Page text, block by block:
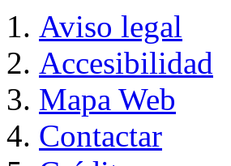
Aviso legal
Accesibilidad
Mapa Web
Contactar